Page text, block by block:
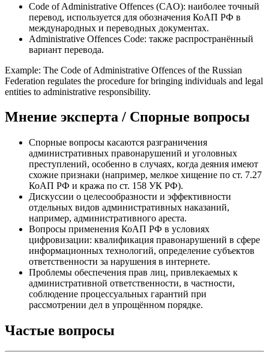
Code of Administrative Offences (CAO): наиболее точный
перевод, используется для обозначения КоАП РФ в
международных и переводных документах.
Administrative Offences Code: также распространённый
вариант перевода.
Example: The Code of Administrative Offences of the Russian
Federation regulates the procedure for bringing individuals and legal
entities to administrative responsibility.
Мнение эксперта / Спорные вопросы
Спорные вопросы касаются разграничения
административных правонарушений и уголовных
преступлений, особенно в случаях, когда деяния имеют
схожие признаки (например, мелкое хищение по ст. 7.27
КоАП РФ и кража по ст. 158 УК РФ).
Дискуссии о целесообразности и эффективности
отдельных видов административных наказаний,
например, административного ареста.
Вопросы применения КоАП РФ в условиях
цифровизации: квалификация правонарушений в сфере
информационных технологий, определение субъектов
ответственности за нарушения в интернете.
Проблемы обеспечения прав лиц, привлекаемых к
административной ответственности, в частности,
соблюдение процессуальных гарантий при
рассмотрении дел в упрощённом порядке.
Частые вопросы